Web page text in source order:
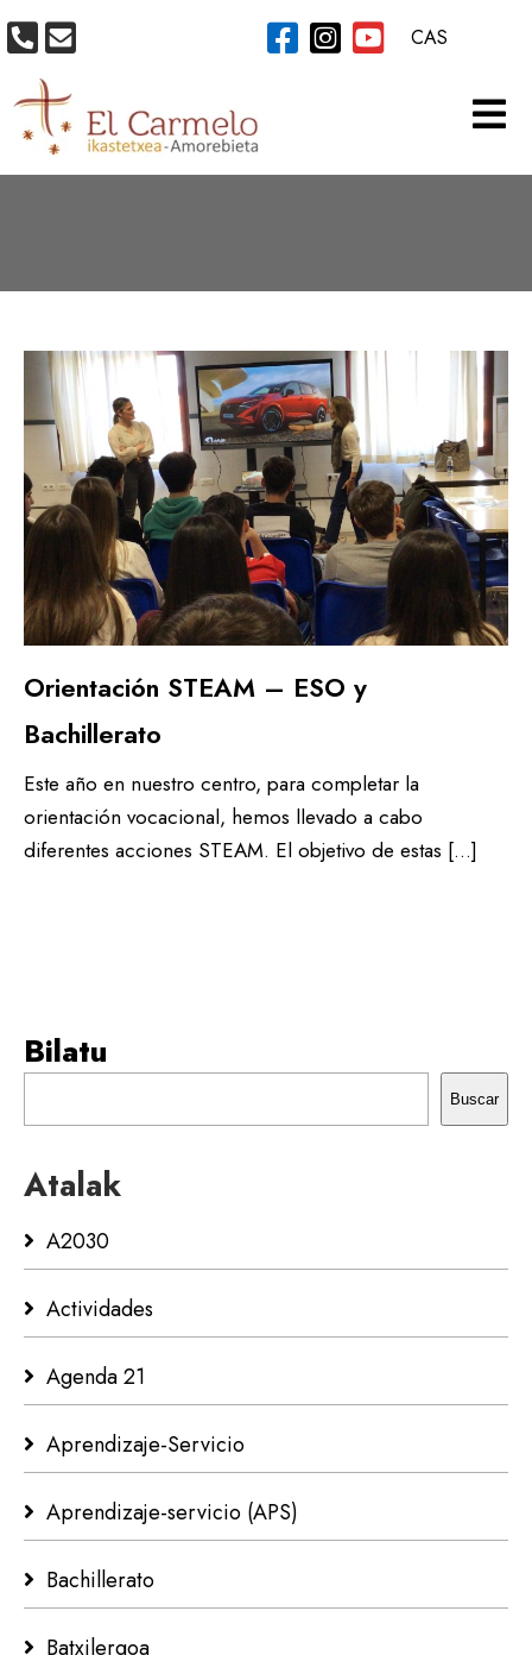
CATEGORÍA:
Orientación STEAM – ESO y
Bachillerato
Este año en nuestro centro, para completar la
orientación vocacional, hemos llevado a cabo
diferentes acciones STEAM. El objetivo de estas […]
Bilatu
Buscar
Atalak
A2030
Actividades
Agenda 21
Aprendizaje-Servicio
Aprendizaje-servicio (APS)
Bachillerato
Batxilergoa
CAS